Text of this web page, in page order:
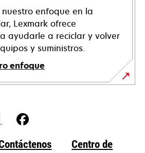
enfoque en la
Lexmark ofrece
ayudarle a reciclar y volver
y suministros.
enfoque
Centro de